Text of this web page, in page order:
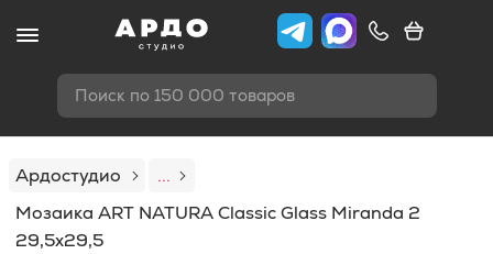
Поиск по 150 000 товаров
Ардостудио
...
Мозаика ART NATURA Classic Glass Miranda 2
29,5x29,5